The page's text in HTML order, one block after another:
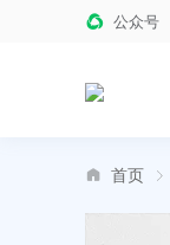
公众号
首页